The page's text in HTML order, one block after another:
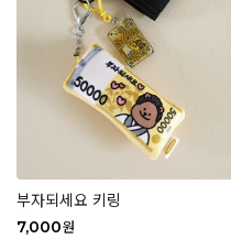
부자되세요 키링
7,000원